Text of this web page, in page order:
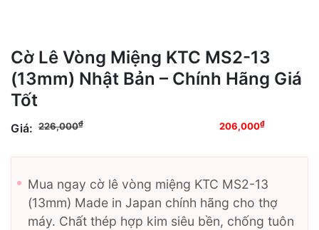
Cờ Lê Vòng Miệng KTC MS2-13
(13mm) Nhật Bản – Chính Hãng Giá
Tốt
Giá: 226,000₫ 206,000₫Giá
Mua ngay cờ lê vòng miệng KTC MS2-13
(13mm) Made in Japan chính hãng cho thợ
máy. Chất thép hợp kim siêu bền, chống tuôn